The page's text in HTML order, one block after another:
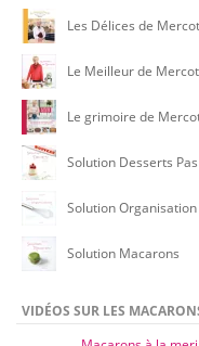
Les Délices de
Le Meilleur de
Le grimoire de
Solution Desserts
Solution Organisation
Solution Macarons
VIDÉOS SUR LES